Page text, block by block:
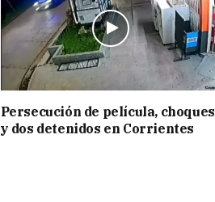
Persecución de película, choques
y dos detenidos en Corrientes